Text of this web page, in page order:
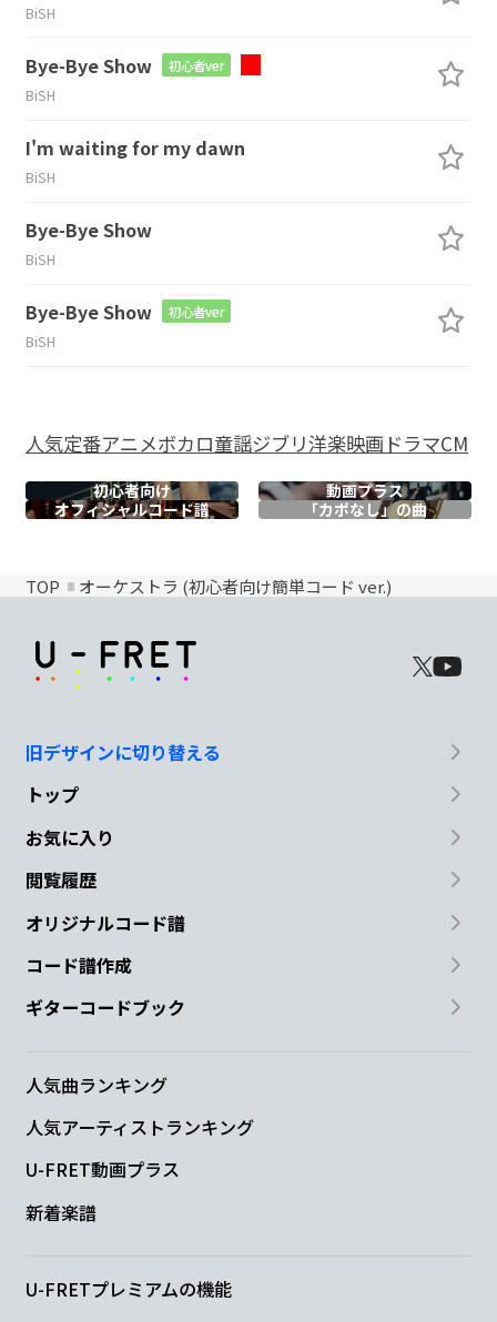
BiSH
Bye-Bye Show 初心者ver
BiSH
I'm waiting for my dawn
BiSH
Bye-Bye Show
BiSH
Bye-Bye Show 初心者ver
BiSH
人気定番アニメボカロ童謡ジブリ洋楽映画ドラマCM
初心者向け
動画プラス
オフィシャルコード譜 「カポなし」の曲
TOP オーケストラ (初心者向け簡単コード ver.)
旧デザインに切り替える
トップ
お気に入り
閲覧履歴
オリジナルコード譜
コード譜作成
ギターコードブック
人気曲ランキング
人気アーティストランキング
U-FRET動画プラス
新着楽譜
U-FRETプレミアムの機能